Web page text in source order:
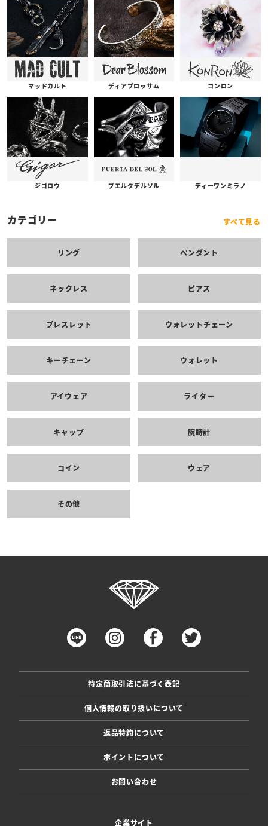
マッドカルト ディアブロッサム コンロン
ジゴロウ プエルタデルソル ディーワンミラノ
カテゴリー すべて見る
リング ペンダント
ネックレス ピアス
ブレスレット ウォレットチェーン
キーチェーン ウォレット
アイウェア ライター
キャップ 腕時計
コイン ウェア
その他
特定商取引法に基づく表記
個人情報の取り扱いについて
返品特約について
ポイントについて
お問い合わせ
企業サイト